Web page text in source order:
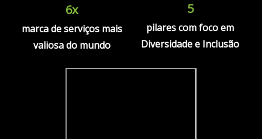
6x
marca de serviços mais
valiosa do mundo
5
pilares com foco em
Diversidade e Inclusão